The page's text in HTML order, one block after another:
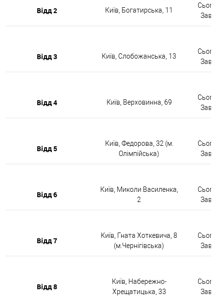
Відд 2 Київ, Богатирська, 11
Відд 3 Київ, Слобожанська, 13
Відд 4 Київ, Верховинна, 69
Відд 5
Київ, Федорова, 32 (м.
Олімпійська)
Відд 6
Київ, Миколи Василенка,
2
Відд 7
Київ, Гната Хоткевича, 8
(м.Чернігівська)
Відд 8
Київ, Набережно-
Хрещатицька, 33